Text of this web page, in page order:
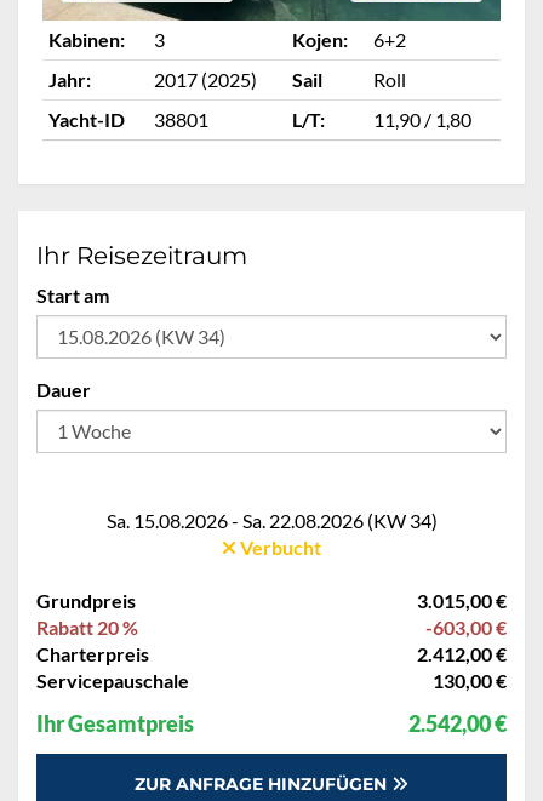
Kabinen: 3 Kojen:
6+2
Jahr:
2017 (2025) Sail
Roll
Yacht-ID
38801 L/T: 11,90 / 1,80
Ihr Reisezeitraum
Start am
Dauer
Sa. 15.08.2026 - Sa. 22.08.2026 (KW 34)
Verbucht
Grundpreis
3.015,00 €
Rabatt 20 %
-603,00 €
Charterpreis
2.412,00 €
Servicepauschale
130,00 €
Ihr Gesamtpreis 2.542,00 €
ZUR ANFRAGE HINZUFÜGEN